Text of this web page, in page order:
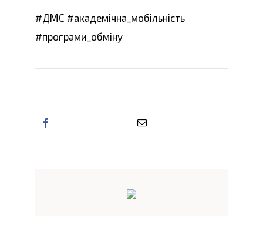
#ДМС #академічна_мобільність
#програми_обміну